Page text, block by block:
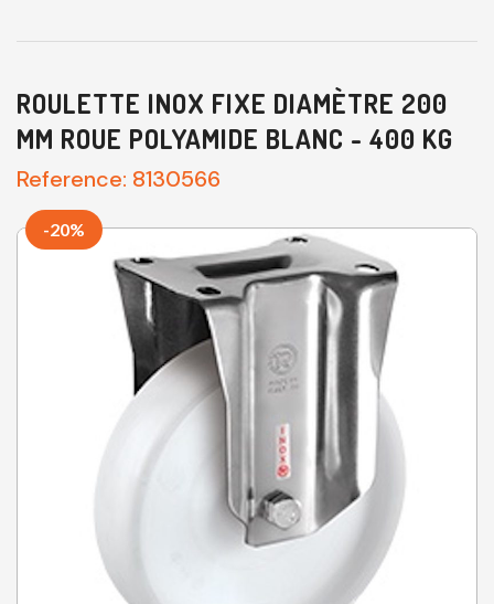
ROULETTE INOX FIXE DIAMÈTRE 200
MM ROUE POLYAMIDE BLANC - 400 KG
Reference: 8130566
-20%